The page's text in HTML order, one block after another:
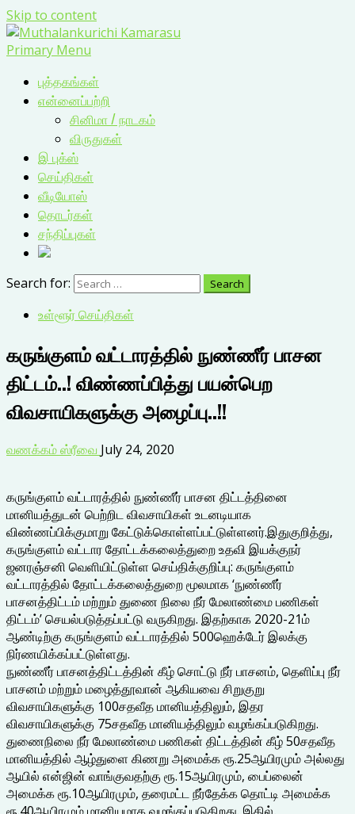
Skip to content
Primary Menu
புத்தகங்கள்
என்னைப்பற்றி
சினிமா / நாடகம்
விருதுகள்
இ புக்ஸ்
செய்திகள்
வீடியோஸ்
தொடர்கள்
சந்திப்புகள்
Search for:
உள்ளூர் செய்திகள்
கருங்குளம் வட்டாரத்தில் நுண்ணீர் பாசன
திட்டம்..! விண்ணப்பித்து பயன்பெற
விவசாயிகளுக்கு அழைப்பு..!!
வணக்கம் ஸ்ரீவை July 24, 2020
கருங்குளம் வட்டாரத்தில் நுண்ணீர் பாசன திட்டத்தினை
மானியத்துடன் பெற்றிட விவசாயிகள் உடனடியாக
விண்ணப்பிக்குமாறு கேட்டுக்கொள்ளப்பட்டுள்ளனர்.இதுகுறித்து,
கருங்குளம் வட்டார தோட்டக்கலைத்துறை உதவி இயக்குநர்
ஜனரஞ்சனி வெளியிட்டுள்ள செய்திக்குறிப்பு: கருங்குளம்
வட்டாரத்தில் தோட்டக்கலைத்துறை மூலமாக ‘நுண்ணீர்
பாசனத்திட்டம் மற்றும் துணை நிலை நீர் மேலாண்மை பணிகள்
திட்டம்’ செயல்படுத்தப்பட்டு வருகிறது. இதற்காக 2020-21ம்
ஆண்டிற்கு கருங்குளம் வட்டாரத்தில் 500ஹெக்டேர் இலக்கு
நிர்ணயிக்கப்பட்டுள்ளது.
நுண்ணீர் பாசனத்திட்டத்தின் கீழ் சொட்டு நீர் பாசனம், தெளிப்பு நீர்
பாசனம் மற்றும் மழைத்தூவான் ஆகியவை சிறுகுறு
விவசாயிகளுக்கு 100சதவீத மானியத்திலும், இதர
விவசாயிகளுக்கு 75சதவீத மானியத்திலும் வழங்கப்படுகிறது.
துணைநிலை நீர் மேலாண்மை பணிகள் திட்டத்தின் கீழ் 50சதவீத
மானியத்தில் ஆழ்துளை கிணறு அமைக்க ரூ.25ஆயிரமும் அல்லது
ஆயில் என்ஜின் வாங்குவதற்கு ரூ.15ஆயிரமும், பைப்லைன்
அமைக்க ரூ.10ஆயிரமும், தரைமட்ட நீர்தேக்க தொட்டி அமைக்க